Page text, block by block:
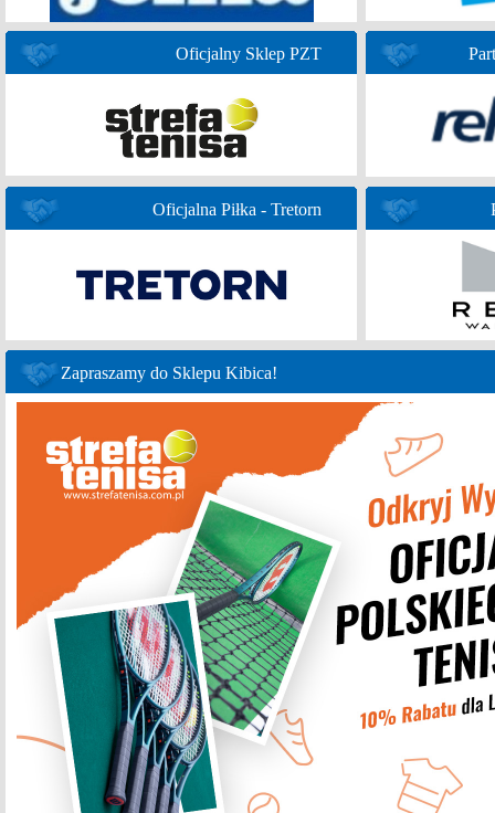
Oficjalny Sklep PZT
Oficjalna Piłka - Tretorn
Zapraszamy do Sklepu Kibica!